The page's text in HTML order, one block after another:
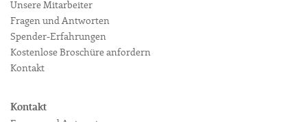
Unsere Mitarbeiter
Fragen und Antworten
Spender-Erfahrungen
Kostenlose Broschüre anfordern
Kontakt
Kontakt